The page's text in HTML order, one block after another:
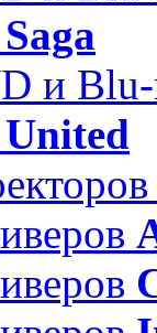
Saga
и
United